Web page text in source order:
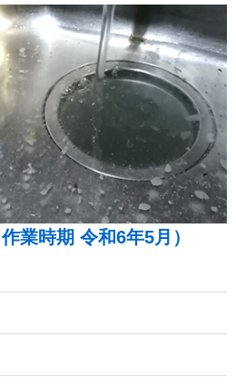
業時期 令和6年5月）